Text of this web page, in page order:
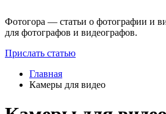
Фотогора — статьи о фотографии и
для фотографов и видеографов.
Прислать статью
Главная
Камеры для видео